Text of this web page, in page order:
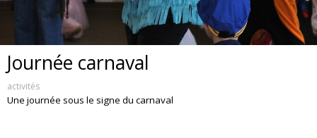
Journée carnaval
activités
Une journée sous le signe du carnaval